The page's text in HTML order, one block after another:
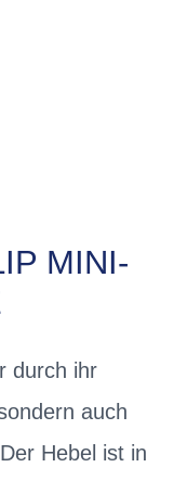
MINI-
durch ihr
auch
Hebel ist in